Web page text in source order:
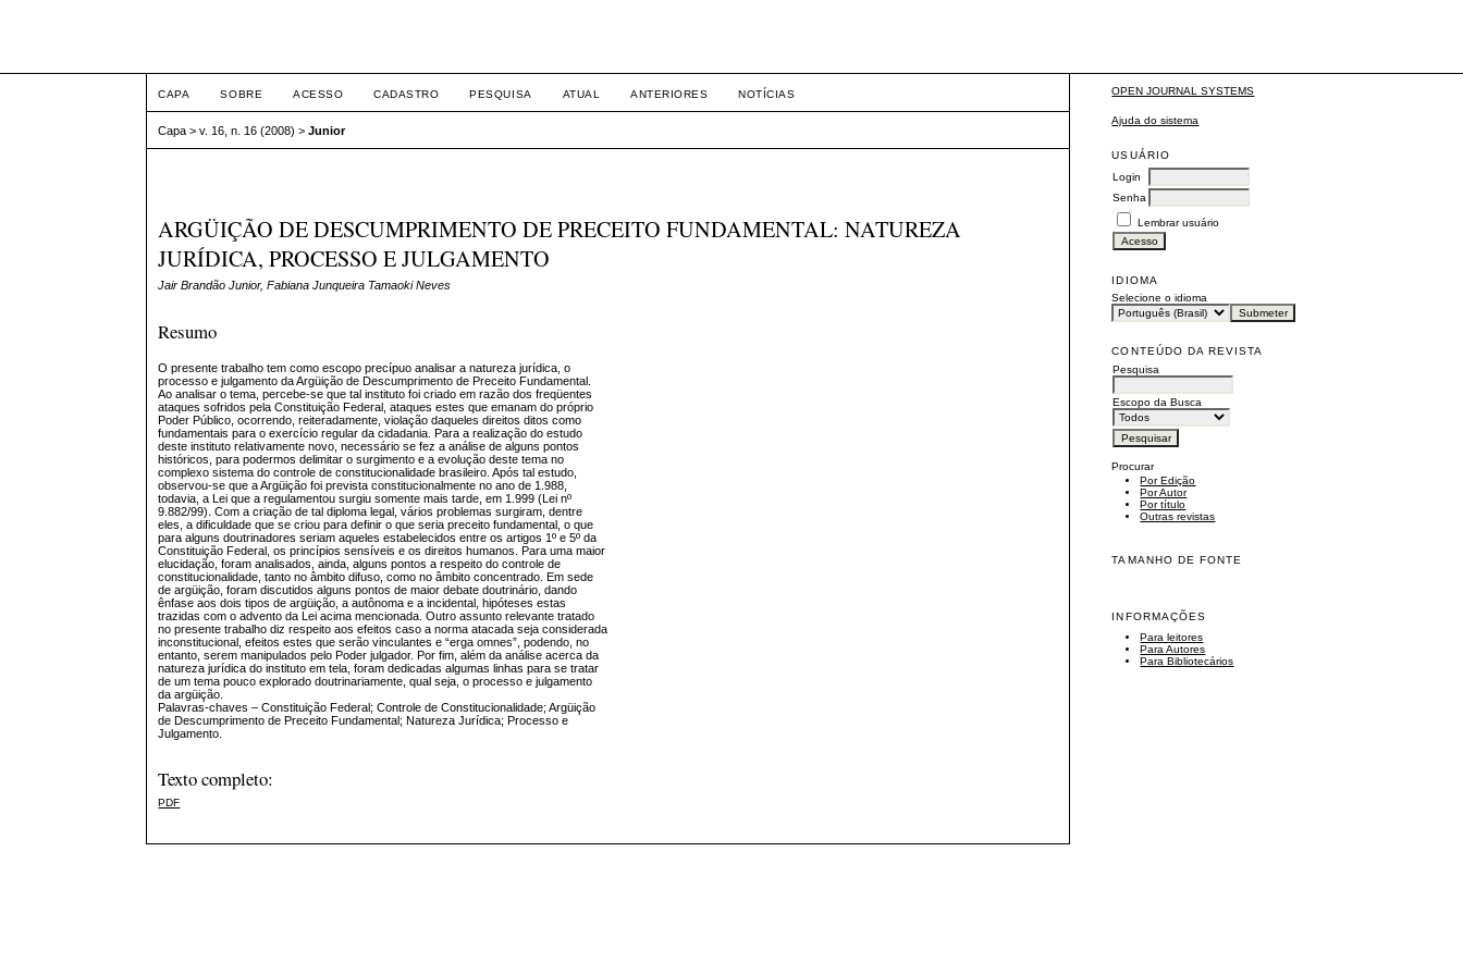
OPEN JOURNAL SYSTEMS
Ajuda do sistema
USUÁRIO
Login
Senha
Lembrar usuário
IDIOMA
Selecione o idioma
CONTEÚDO DA REVISTA
Pesquisa
Escopo da Busca
Procurar
Por Edição
Por Autor
Por título
Outras revistas
TAMANHO DE FONTE
INFORMAÇÕES
Para leitores
Para Autores
Para Bibliotecários
CAPA SOBRE ACESSO CADASTRO PESQUISA ATUAL ANTERIORES NOTÍCIAS
Capa >v. 16, n. 16 (2008) >Junior
ARGÜIÇÃO DE DESCUMPRIMENTO DE PRECEITO FUNDAMENTAL: NATUREZA
JURÍDICA, PROCESSO E JULGAMENTO
Jair Brandão Junior, Fabiana Junqueira Tamaoki Neves
Resumo
O presente trabalho tem como escopo precípuo analisar a natureza jurídica, o
processo e julgamento da Argüição de Descumprimento de Preceito Fundamental.
Ao analisar o tema, percebe-se que tal instituto foi criado em razão dos freqüentes
ataques sofridos pela Constituição Federal, ataques estes que emanam do próprio
Poder Público, ocorrendo, reiteradamente, violação daqueles direitos ditos como
fundamentais para o exercício regular da cidadania. Para a realização do estudo
deste instituto relativamente novo, necessário se fez a análise de alguns pontos
históricos, para podermos delimitar o surgimento e a evolução deste tema no
complexo sistema do controle de constitucionalidade brasileiro. Após tal estudo,
observou-se que a Argüição foi prevista constitucionalmente no ano de 1.988,
todavia, a Lei que a regulamentou surgiu somente mais tarde, em 1.999 (Lei nº
9.882/99). Com a criação de tal diploma legal, vários problemas surgiram, dentre
eles, a dificuldade que se criou para definir o que seria preceito fundamental, o que
para alguns doutrinadores seriam aqueles estabelecidos entre os artigos 1º e 5º da
Constituição Federal, os princípios sensíveis e os direitos humanos. Para uma maior
elucidação, foram analisados, ainda, alguns pontos a respeito do controle de
constitucionalidade, tanto no âmbito difuso, como no âmbito concentrado. Em sede
de argüição, foram discutidos alguns pontos de maior debate doutrinário, dando
ênfase aos dois tipos de argüição, a autônoma e a incidental, hipóteses estas
trazidas com o advento da Lei acima mencionada. Outro assunto relevante tratado
no presente trabalho diz respeito aos efeitos caso a norma atacada seja considerada
inconstitucional, efeitos estes que serão vinculantes e “erga omnes”, podendo, no
entanto, serem manipulados pelo Poder julgador. Por fim, além da análise acerca da
natureza jurídica do instituto em tela, foram dedicadas algumas linhas para se tratar
de um tema pouco explorado doutrinariamente, qual seja, o processo e julgamento
da argüição.
Palavras-chaves – Constituição Federal; Controle de Constitucionalidade; Argüição
de Descumprimento de Preceito Fundamental; Natureza Jurídica; Processo e
Julgamento.
Texto completo:
PDF